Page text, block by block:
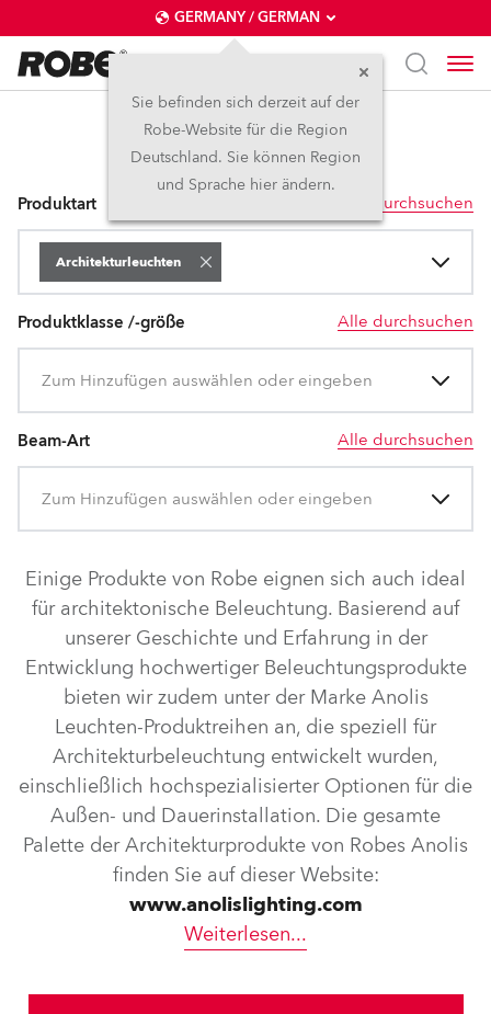
GERMANY / GERMAN
Sie befinden sich derzeit auf der
Robe-Website für die Region
Deutschland. Sie können Region
und Sprache hier ändern.
Architekturleuchten
Produktart
Architekturleuchten
Alle durchsuchen
Produktklasse /-größe
Zum Hinzufügen auswählen oder eingeben
Alle durchsuchen
Beam-Art
Zum Hinzufügen auswählen oder eingeben
Alle durchsuchen
Einige Produkte von Robe eignen sich auch ideal
für architektonische Beleuchtung. Basierend auf
unserer Geschichte und Erfahrung in der
Entwicklung hochwertiger Beleuchtungsprodukte
bieten wir zudem unter der Marke Anolis
Leuchten-Produktreihen an, die speziell für
Architekturbeleuchtung entwickelt wurden,
einschließlich hochspezialisierter Optionen für die
Außen- und Dauerinstallation. Die gesamte
Palette der Architekturprodukte von Robes Anolis
finden Sie auf dieser Website:
www.anolislighting.com
Weiterlesen...